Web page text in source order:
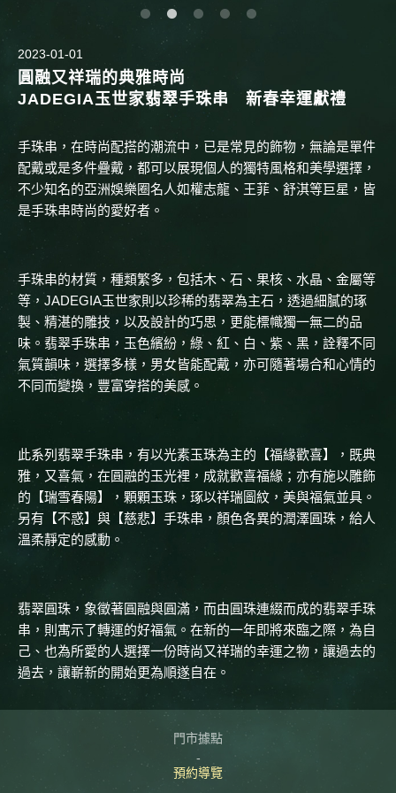
2023-01-01
圓融又祥瑞的典雅時尚
JADEGIA玉世家翡翠手珠串 新春幸運獻禮
手珠串，在時尚配搭的潮流中，已是常見的飾物，無論是單件
配戴或是多件疊戴，都可以展現個人的獨特風格和美學選擇，
不少知名的亞洲娛樂圈名人如權志龍、王菲、舒淇等巨星，皆
是手珠串時尚的愛好者。
手珠串的材質，種類繁多，包括木、石、果核、水晶、金屬等
等，JADEGIA玉世家則以珍稀的翡翠為主石，透過細膩的琢
製、精湛的雕技，以及設計的巧思，更能標幟獨一無二的品
味。翡翠手珠串，玉色繽紛，綠、紅、白、紫、黑，詮釋不同
氣質韻味，選擇多樣，男女皆能配戴，亦可隨著場合和心情的
不同而變換，豐富穿搭的美感。
此系列翡翠手珠串，有以光素玉珠為主的【福緣歡喜】，既典
雅，又喜氣，在圓融的玉光裡，成就歡喜福緣；亦有施以雕飾
的【瑞雪春陽】，顆顆玉珠，琢以祥瑞圖紋，美與福氣並具。
另有【不惑】與【慈悲】手珠串，顏色各異的潤澤圓珠，給人
溫柔靜定的感動。
翡翠圓珠，象徵著圓融與圓滿，而由圓珠連綴而成的翡翠手珠
串，則寓示了轉運的好福氣。在新的一年即將來臨之際，為自
己、也為所愛的人選擇一份時尚又祥瑞的幸運之物，讓過去的
過去，讓嶄新的開始更為順遂自在。
門市據點
預約導覽